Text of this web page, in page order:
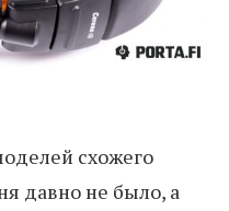
схожего
давно не было, а